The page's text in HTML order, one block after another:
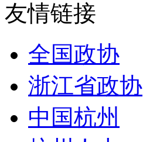
友情链接
全国政协
浙江省政协
中国杭州